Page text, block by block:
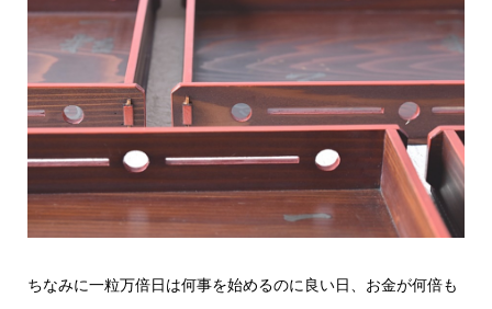
ちなみに一粒万倍日は何事を始めるのに良い日、お金が何倍も